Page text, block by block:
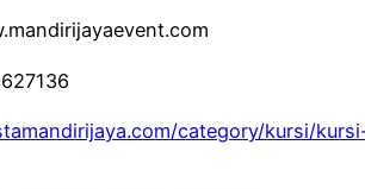
category/kursi/